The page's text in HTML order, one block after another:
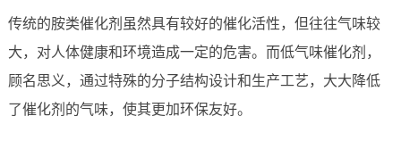
传统的胺类催化剂虽然具有较好的催化活性，但往往气味较
大，对人体健康和环境造成一定的危害。而低气味催化剂，
顾名思义，通过特殊的分子结构设计和生产工艺，大大降低
了催化剂的气味，使其更加环保友好。